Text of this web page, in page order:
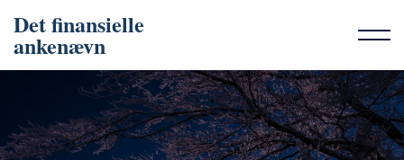
Det finansielle
ankenævn